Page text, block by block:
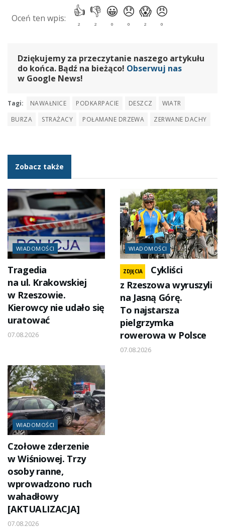
Dziękujemy za przeczytanie naszego artykułu
do końca. Bądź na bieżąco! Obserwuj nas
w Google News!
Tagi: NAWAŁNICE PODKARPACIE DESZCZ
WIATR
BURZA
STRAŻACY POŁAMANE DRZEWA ZERWANE DACHY
Zobacz także
WIADOMOŚCI
Tragedia
na ul. Krakowskiej
w Rzeszowie.
Kierowcy nie udało się
uratować
07.08.2026
WIADOMOŚCI
ZDJĘCIA
Cykliści
z Rzeszowa wyruszyli
na Jasną Górę.
To najstarsza
pielgrzymka
rowerowa w Polsce
07.08.2026
WIADOMOŚCI
Czołowe zderzenie
w Wiśniowej. Trzy
osoby ranne,
wprowadzono ruch
wahadłowy
[AKTUALIZACJA]
07.08.2026